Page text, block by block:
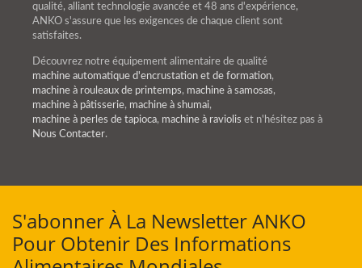
qualité, alliant technologie avancée et 48 ans d'expérience,
ANKO s'assure que les exigences de chaque client sont
satisfaites.
Découvrez notre équipement alimentaire de qualité
machine automatique d'encrustation et de formation,
machine à rouleaux de printemps, machine à samosas,
machine à pâtisserie, machine à shumai,
machine à perles de tapioca, machine à raviolis et n'hésitez pas à
Nous Contacter.
S'abonner À La Newsletter ANKO
Pour Obtenir Des Informations